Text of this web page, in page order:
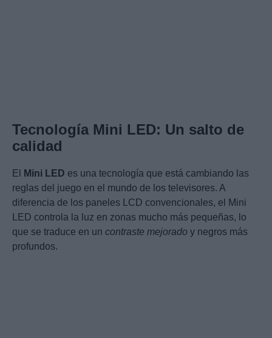
Tecnología Mini LED: Un salto de
calidad
El Mini LED es una tecnología que está cambiando las
reglas del juego en el mundo de los televisores. A
diferencia de los paneles LCD convencionales, el Mini
LED controla la luz en zonas mucho más pequeñas, lo
que se traduce en un contraste mejorado y negros más
profundos.